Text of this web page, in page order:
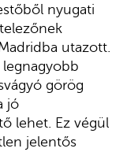
nyugati
utazott.
legnagyobb
görög
jó
lehet. Ez végül
jelentős